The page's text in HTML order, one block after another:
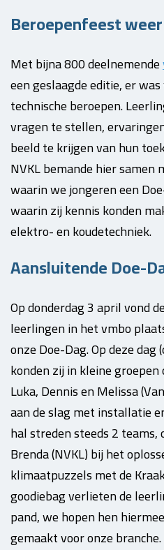
Beroepenfeest
Met bijna 800 deelnemende
een geslaagde editie, er
technische beroepen.
vragen te stellen,
beeld te krijgen van hun
NVKL bemande hier samen
waarin we jongeren een
waarin zij kennis konden
elektro- en koudetechniek.
Aansluitende Doe-
Op donderdag 3 april vond
leerlingen in het vmbo
onze Doe-Dag.Op deze dag
konden zij in kleine
Luka, Dennis en Melissa
aan de slag met installatie
hal streden steeds 2
Brenda (NVKL) bij het
klimaatpuzzels met de
goodiebag verlieten de
pand, we hopen hen
gemaakt voor onze branche.